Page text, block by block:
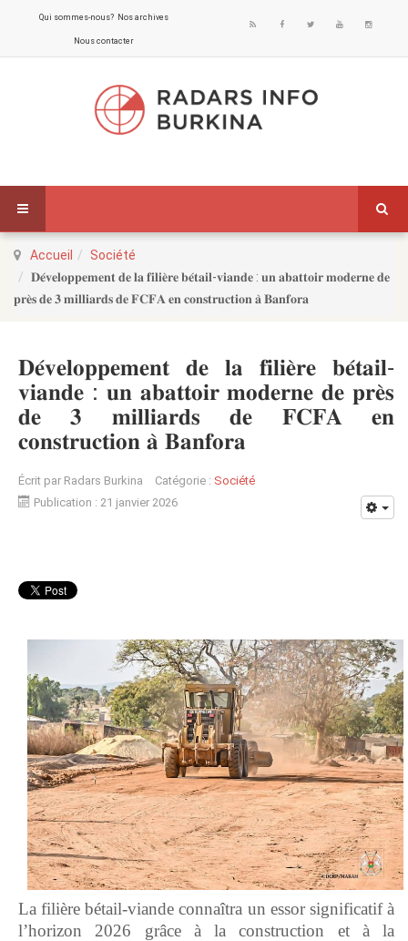
Qui sommes-nous? Nos archives
Nous contacter
Accueil
Société
𝐃𝐞́𝐯𝐞𝐥𝐨𝐩𝐩𝐞𝐦𝐞𝐧𝐭 𝐝𝐞 𝐥𝐚 𝐟𝐢𝐥𝐢𝐞̀𝐫𝐞 𝐛𝐞́𝐭𝐚𝐢𝐥-𝐯𝐢𝐚𝐧𝐝𝐞 : 𝐮𝐧 𝐚𝐛𝐚𝐭𝐭𝐨𝐢𝐫 𝐦𝐨𝐝𝐞𝐫𝐧𝐞 𝐝𝐞
𝐩𝐫𝐞̀𝐬 𝐝𝐞 𝟑 𝐦𝐢𝐥𝐥𝐢𝐚𝐫𝐝𝐬 𝐝𝐞 𝐅𝐂𝐅𝐀 𝐞𝐧 𝐜𝐨𝐧𝐬𝐭𝐫𝐮𝐜𝐭𝐢𝐨𝐧 𝐚̀ 𝐁𝐚𝐧𝐟𝐨𝐫𝐚
𝐃𝐞́𝐯𝐞𝐥𝐨𝐩𝐩𝐞𝐦𝐞𝐧𝐭 𝐝𝐞 𝐥𝐚 𝐟𝐢𝐥𝐢𝐞̀𝐫𝐞 𝐛𝐞́𝐭𝐚𝐢𝐥-
𝐯𝐢𝐚𝐧𝐝𝐞 : 𝐮𝐧 𝐚𝐛𝐚𝐭𝐭𝐨𝐢𝐫 𝐦𝐨𝐝𝐞𝐫𝐧𝐞 𝐝𝐞 𝐩𝐫𝐞̀𝐬
𝐝𝐞 𝟑 𝐦𝐢𝐥𝐥𝐢𝐚𝐫𝐝𝐬 𝐝𝐞 𝐅𝐂𝐅𝐀 𝐞𝐧
𝐜𝐨𝐧𝐬𝐭𝐫𝐮𝐜𝐭𝐢𝐨𝐧 𝐚̀ 𝐁𝐚𝐧𝐟𝐨𝐫𝐚
Écrit par Radars Burkina Catégorie : Société
Publication : 21 janvier 2026
La filière bétail-viande connaîtra un essor significatif à
l’horizon 2026 grâce à la construction et à la